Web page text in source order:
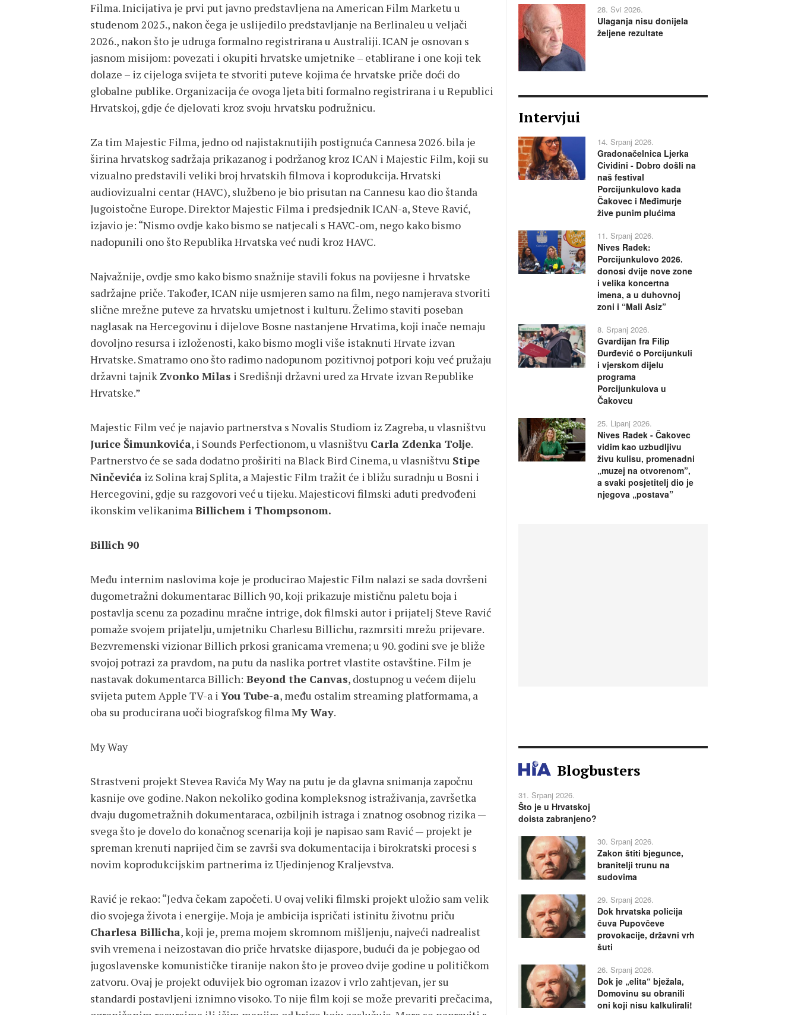
Filma. Inicijativa je prvi put javno predstavljena na American Film Marketu u
studenom 2025., nakon čega je uslijedilo predstavljanje na Berlinaleu u veljači
2026., nakon što je udruga formalno registrirana u Australiji. ICAN je osnovan s
jasnom misijom: povezati i okupiti hrvatske umjetnike – etablirane i one koji tek
dolaze – iz cijeloga svijeta te stvoriti puteve kojima će hrvatske priče doći do
globalne publike. Organizacija će ovoga ljeta biti formalno registrirana i u Republici
Hrvatskoj, gdje će djelovati kroz svoju hrvatsku podružnicu.
Za tim Majestic Filma, jedno od najistaknutijih postignuća Cannesa 2026. bila je
širina hrvatskog sadržaja prikazanog i podržanog kroz ICAN i Majestic Film, koji su
vizualno predstavili veliki broj hrvatskih filmova i koprodukcija. Hrvatski
audiovizualni centar (HAVC), službeno je bio prisutan na Cannesu kao dio štanda
Jugoistočne Europe. Direktor Majestic Filma i predsjednik ICAN-a, Steve Ravić,
izjavio je: “Nismo ovdje kako bismo se natjecali s HAVC-om, nego kako bismo
nadopunili ono što Republika Hrvatska već nudi kroz HAVC.
Najvažnije, ovdje smo kako bismo snažnije stavili fokus na povijesne i hrvatske
sadržajne priče. Također, ICAN nije usmjeren samo na film, nego namjerava stvoriti
slične mrežne puteve za hrvatsku umjetnost i kulturu. Želimo staviti poseban
naglasak na Hercegovinu i dijelove Bosne nastanjene Hrvatima, koji inače nemaju
dovoljno resursa i izloženosti, kako bismo mogli više istaknuti Hrvate izvan
Hrvatske. Smatramo ono što radimo nadopunom pozitivnoj potpori koju već pružaju
državni tajnik Zvonko Milas i Središnji državni ured za Hrvate izvan Republike
Hrvatske.”
Majestic Film već je najavio partnerstva s Novalis Studiom iz Zagreba, u vlasništvu
Jurice Šimunkovića, i Sounds Perfectionom, u vlasništvu Carla Zdenka Tolje.
Partnerstvo će se sada dodatno proširiti na Black Bird Cinema, u vlasništvu Stipe
Ninčevića iz Solina kraj Splita, a Majestic Film tražit će i bližu suradnju u Bosni i
Hercegovini, gdje su razgovori već u tijeku. Majesticovi filmski aduti predvođeni
ikonskim velikanimaBillichem i Thompsonom.
Billich 90
Među internim naslovima koje je producirao Majestic Film nalazi se sada dovršeni
dugometražni dokumentarac Billich 90, koji prikazuje mističnu paletu boja i
postavlja scenu za pozadinu mračne intrige, dok filmski autor i prijatelj Steve Ravić
pomaže svojem prijatelju, umjetniku Charlesu Billichu, razmrsiti mrežu prijevare.
Bezvremenski vizionar Billich prkosi granicama vremena; u 90. godini sve je bliže
svojoj potrazi za pravdom, na putu da naslika portret vlastite ostavštine. Film je
nastavak dokumentarca Billich: Beyond the Canvas, dostupnog u većem dijelu
svijeta putem Apple TV-a i You Tube-a, među ostalim streaming platformama, a
oba su producirana uoči biografskog filmaMy Way.
My Way
Strastveni projekt Stevea Ravića My Way na putu je da glavna snimanja započnu
kasnije ove godine. Nakon nekoliko godina kompleksnog istraživanja, završetka
dvaju dugometražnih dokumentaraca, ozbiljnih istraga i znatnog osobnog rizika —
svega što je dovelo do konačnog scenarija koji je napisao sam Ravić — projekt je
spreman krenuti naprijed čim se završi sva dokumentacija i birokratski procesi s
novim koprodukcijskim partnerima iz Ujedinjenog Kraljevstva.
Ravić je rekao: “Jedva čekam započeti. U ovaj veliki filmski projekt uložio sam velik
dio svojega života i energije. Moja je ambicija ispričati istinitu životnu priču
Charlesa Billicha, koji je, prema mojem skromnom mišljenju, najveći nadrealist
svih vremena i neizostavan dio priče hrvatske dijaspore, budući da je pobjegao od
jugoslavenske komunističke tiranije nakon što je proveo dvije godine u političkom
zatvoru. Ovaj je projekt oduvijek bio ogroman izazov i vrlo zahtjevan, jer su
standardi postavljeni iznimno visoko. To nije film koji se može prevariti prečacima,
28. Svi 2026.
Ulaganja nisu donijela
željene rezultate
Intervjui
14. Srpanj 2026.
Gradonačelnica Ljerka
Cividini - Dobro došli na
naš festival
Porcijunkulovo kada
Čakovec i Međimurje
žive punim plućima
11. Srpanj 2026.
Nives Radek:
Porcijunkulovo 2026.
donosi dvije nove zone
i velika koncertna
imena, a u duhovnoj
zoni i “Mali Asiz”
8. Srpanj 2026.
Gvardijan fra Filip
Đurđević o Porcijunkuli
i vjerskom dijelu
programa
Porcijunkulova u
Čakovcu
25. Lipanj 2026.
Nives Radek - Čakovec
vidim kao uzbudljivu
živu kulisu, promenadni
„muzej na otvorenom”,
a svaki posjetitelj dio je
njegova „postava”
Blogbusters
31. Srpanj 2026.
Što je u Hrvatskoj
doista zabranjeno?
30. Srpanj 2026.
Zakon štiti bjegunce,
branitelji trunu na
sudovima
29. Srpanj 2026.
Dok hrvatska policija
čuva Pupovčeve
provokacije, državni vrh
šuti
26. Srpanj 2026.
Dok je „elita“ bježala,
Domovinu su obranili
oni koji nisu kalkulirali!